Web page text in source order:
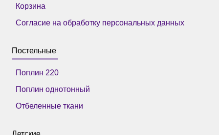
Корзина
Согласие на обработку персональных данных
Постельные
Поплин 220
Поплин однотонный
Отбеленные ткани